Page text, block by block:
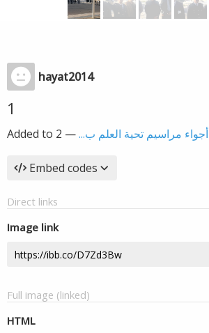
hayat2014
1
Added to أجواء مراسيم تحية العلم ب...—
Embed codes
Direct links
Image link
Full image (linked)
HTML